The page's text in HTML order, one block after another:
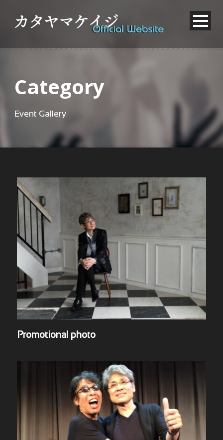
Category
Event Gallery
Promotional photo